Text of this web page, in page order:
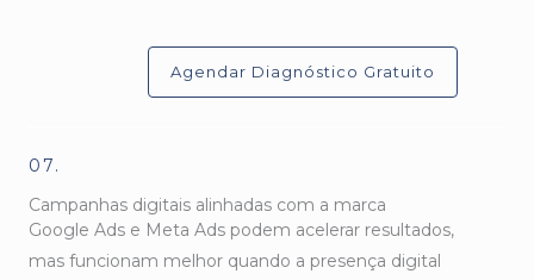
Agendar Diagnóstico Gratuito
07.
Campanhas digitais alinhadas com a marca
Google Ads e Meta Ads podem acelerar resultados,
mas funcionam melhor quando a presença digital